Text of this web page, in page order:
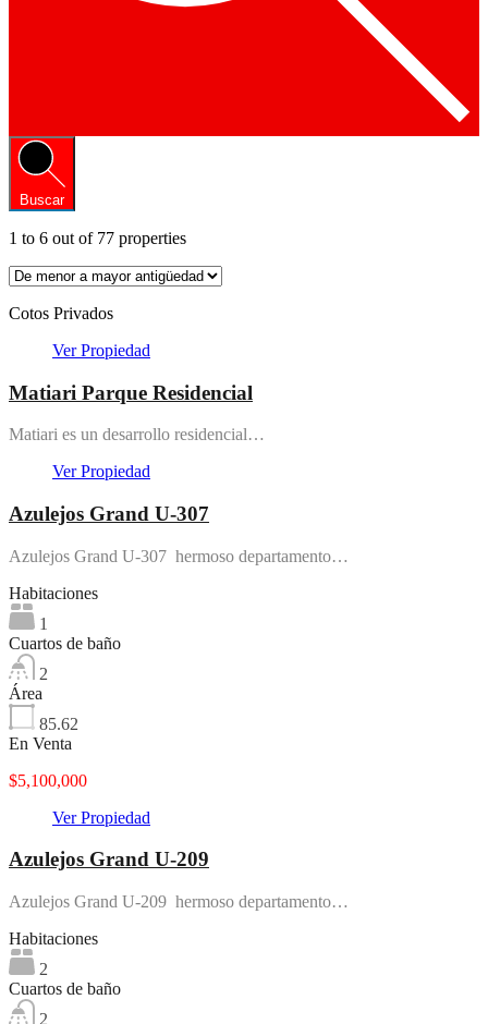
Buscar
1 to 6 out of 77 properties
Cotos Privados
Ver Propiedad
Matiari Parque Residencial
Matiari es un desarrollo residencial…
Ver Propiedad
Azulejos Grand U-307
Azulejos Grand U-307 hermoso departamento…
Habitaciones
1
Cuartos de baño
2
Área
85.62
En Venta
$5,100,000
Ver Propiedad
Azulejos Grand U-209
Azulejos Grand U-209 hermoso departamento…
Habitaciones
2
Cuartos de baño
2